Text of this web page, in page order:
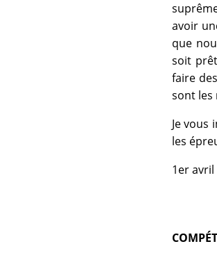
avoir
que
soit
faire
sont les
Je
les
1er avril